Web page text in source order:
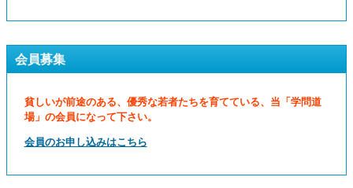
会員募集
貧しいが前途のある、優秀な若者たちを育てている、当「学問道
場」の会員になって下さい。
会員のお申し込みはこちら